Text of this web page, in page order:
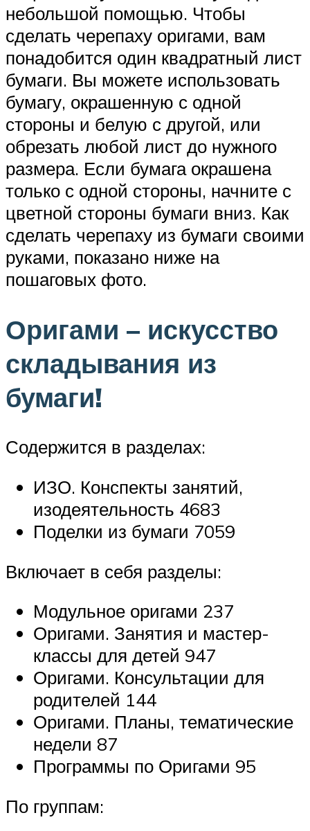
небольшой помощью. Чтобы
сделать черепаху оригами, вам
понадобится один квадратный лист
бумаги. Вы можете использовать
бумагу, окрашенную с одной
стороны и белую с другой, или
обрезать любой лист до нужного
размера. Если бумага окрашена
только с одной стороны, начните с
цветной стороны бумаги вниз. Как
сделать черепаху из бумаги своими
руками, показано ниже на
пошаговых фото.
Оригами – искусство
складывания из
бумаги!
Содержится в разделах:
ИЗО. Конспекты занятий,
изодеятельность 4683
Поделки из бумаги 7059
Включает в себя разделы:
Модульное оригами 237
Оригами. Занятия и мастер-
классы для детей 947
Оригами. Консультации для
родителей 144
Оригами. Планы, тематические
недели 87
Программы по Оригами 95
По группам: